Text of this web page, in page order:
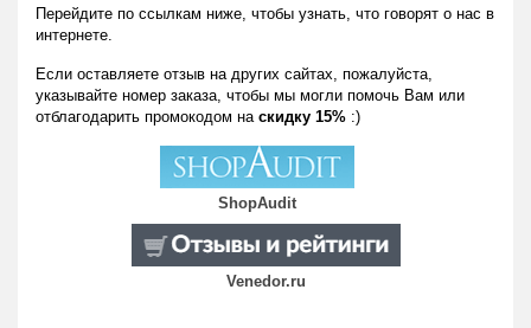
Перейдите по ссылкам ниже, чтобы узнать, что говорят о нас в
интернете.
Если оставляете отзыв на других сайтах, пожалуйста,
указывайте номер заказа, чтобы мы могли помочь Вам или
отблагодарить промокодом на скидку 15% :)
ShopAudit
Venedor.ru